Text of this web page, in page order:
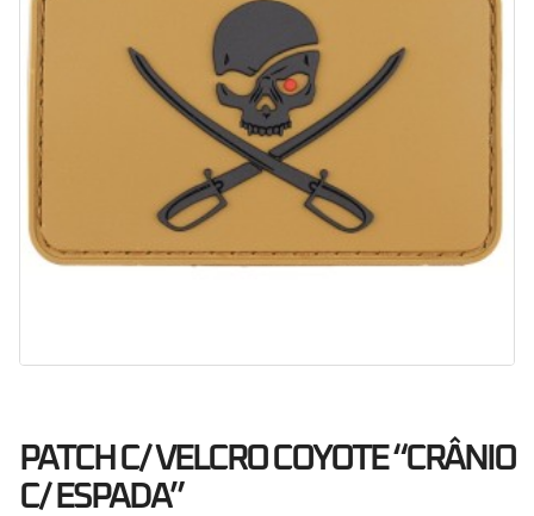
PATCH C/ VELCRO COYOTE “CRÂNIO
C/ ESPADA”